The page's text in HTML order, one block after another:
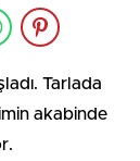
Tarlada
akabinde